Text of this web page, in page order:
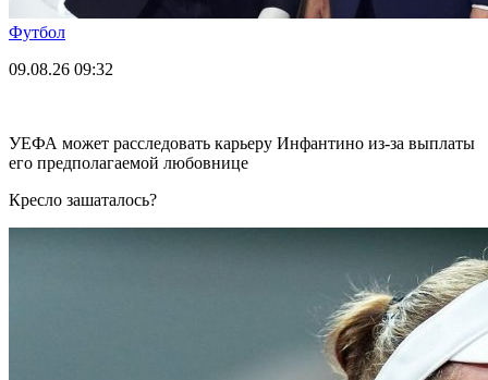
Футбол
09.08.26 09:32
УЕФА может расследовать карьеру Инфантино из-за выплаты
его предполагаемой любовнице
Кресло зашаталось?